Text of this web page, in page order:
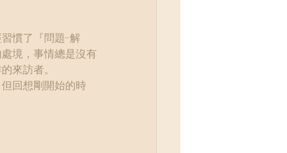
慣了『問題-解
境，事情總是沒有
來訪者。
回想剛開始的時